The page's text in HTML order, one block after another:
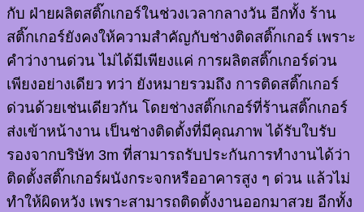
กับ ฝ่ายผลิตสติ๊กเกอร์ในช่วงเวลากลางวัน อีกทั้ง ร้าน
สติ๊กเกอร์ยังคงให้ความสำคัญกับช่างติดสติ๊กเกอร์ เพราะ
คำว่างานด่วน ไม่ได้มีเพียงแค่ การผลิตสติ๊กเกอร์ด่วน
เพียงอย่างเดียว ทว่า ยังหมายรวมถึง การติดสติ๊กเกอร์
ด่วนด้วยเช่นเดียวกัน โดยช่างสติ๊กเกอร์ที่ร้านสติ๊กเกอร์
ส่งเข้าหน้างาน เป็นช่างติดตั้งที่มีคุณภาพ ได้รับใบรับ
รองจากบริษัท 3m ที่สามารถรับประกันการทำงานได้ว่า
ติดตั้งสติ๊กเกอร์ผนังกระจกหรืออาคารสูง ๆ ด่วน แล้วไม่
ทำให้ผิดหวัง เพราะสามารถติดตั้งงานออกมาสวย อีกทั้ง